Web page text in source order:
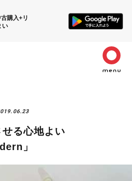
る心地よい
」
購入+リ
い